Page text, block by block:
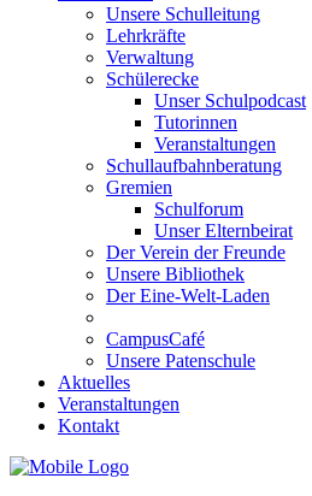
Unsere Schulleitung
Lehrkräfte
Verwaltung
Schülerecke
Unser Schulpodcast
Tutorinnen
Veranstaltungen
Schullaufbahnberatung
Gremien
Schulforum
Unser Elternbeirat
Der Verein der Freunde
Unsere Bibliothek
Der Eine-Welt-Laden
CampusCafé
Unsere Patenschule
Aktuelles
Veranstaltungen
Kontakt